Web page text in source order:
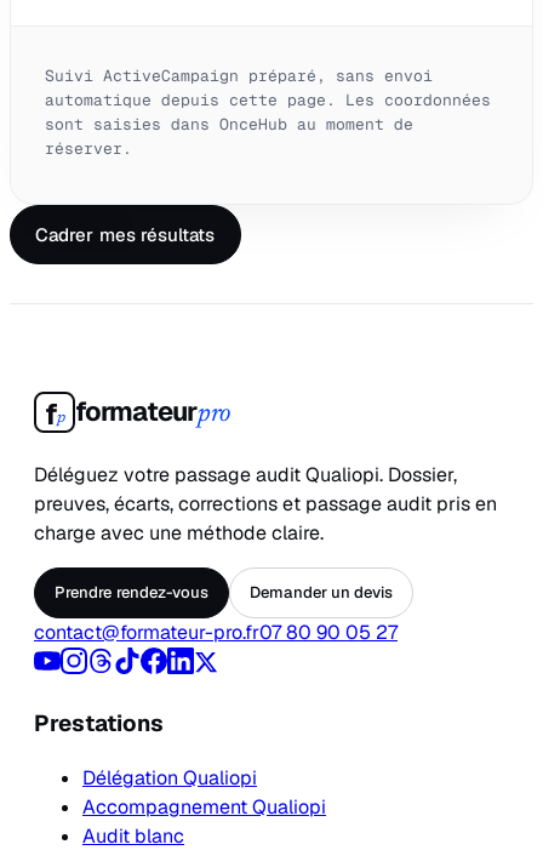
Suivi ActiveCampaign préparé, sans envoi
automatique depuis cette page. Les coordonnées
sont saisies dans OnceHub au moment de
réserver.
Cadrer mes résultats
fp formateurpro
Déléguez votre passage audit Qualiopi. Dossier,
preuves, écarts, corrections et passage audit pris en
charge avec une méthode claire.
Prendre rendez-vous Demander un devis
contact@formateur-pro.fr07 80 90 05 27
Prestations
Délégation Qualiopi
Accompagnement Qualiopi
Audit blanc